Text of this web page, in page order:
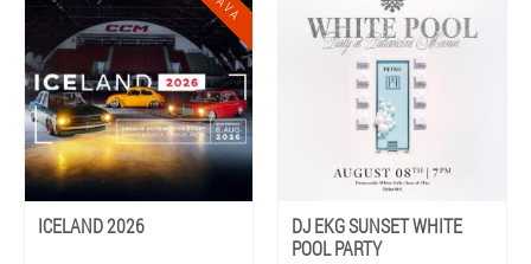
ICELAND 2026
DJ EKG SUNSET WHITE
POOL PARTY